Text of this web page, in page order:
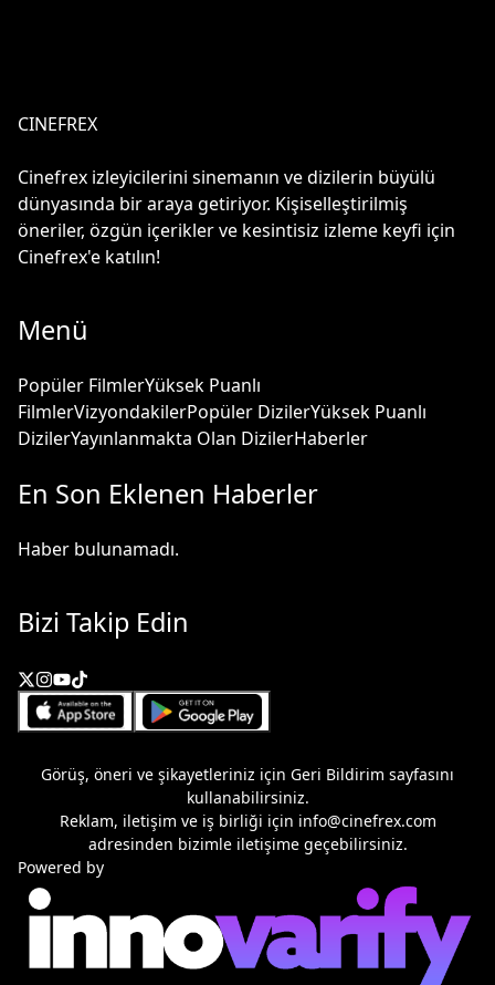
CINEFREX
Cinefrex izleyicilerini sinemanın ve dizilerin büyülü
dünyasında bir araya getiriyor. Kişiselleştirilmiş
öneriler, özgün içerikler ve kesintisiz izleme keyfi için
Cinefrex'e katılın!
Menü
Popüler FilmlerYüksek Puanlı
FilmlerVizyondakilerPopüler DizilerYüksek Puanlı
DizilerYayınlanmakta Olan DizilerHaberler
En Son Eklenen Haberler
Haber bulunamadı.
Bizi Takip Edin
Görüş, öneri ve şikayetleriniz için Geri Bildirim sayfasını
kullanabilirsiniz.
Reklam, iletişim ve iş birliği için info@cinefrex.com
adresinden bizimle iletişime geçebilirsiniz.
Powered by